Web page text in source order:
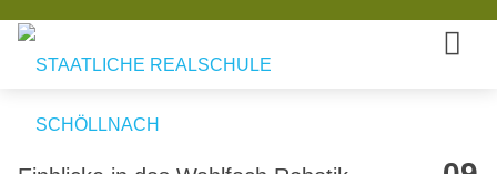
STAATLICHE REALSCHULE
SCHÖLLNACH